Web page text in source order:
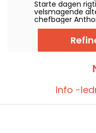
fluffy
eksotiske
Starte dagen
velsmagende
chefbager
hos SAIN.
letfordøjelige
sukker - der er
søndagen er
Info -